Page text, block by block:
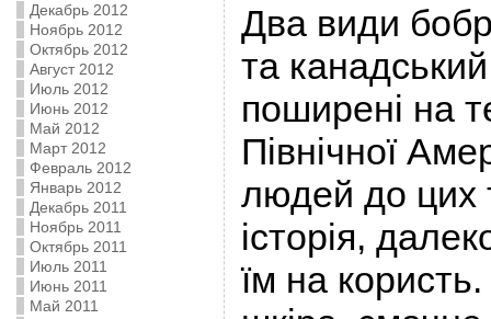
Декабрь 2012
Ноябрь 2012
Октябрь 2012
Август 2012
Июль 2012
Июнь 2012
Май 2012
Март 2012
Февраль 2012
Январь 2012
Декабрь 2011
Ноябрь 2011
Октябрь 2011
Июль 2011
Июнь 2011
Май 2011
Два види
та
поширені на
Північної
людей до цих
історія,
їм на